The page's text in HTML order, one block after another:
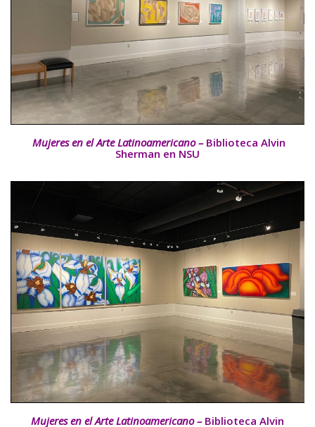
Mujeres en el Arte Latinoamericano – Biblioteca Alvin
Sherman en NSU
Mujeres en el Arte Latinoamericano – Biblioteca Alvin